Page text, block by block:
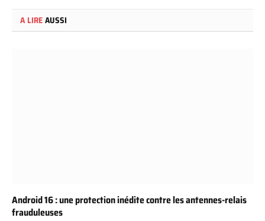
A LIREAUSSI
Android 16 : une protection inédite contre les antennes-relais
frauduleuses